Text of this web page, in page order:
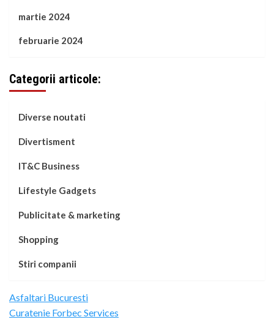
martie 2024
februarie 2024
Categorii articole:
Diverse noutati
Divertisment
IT&C Business
Lifestyle Gadgets
Publicitate & marketing
Shopping
Stiri companii
Asfaltari Bucuresti
Curatenie Forbec Services